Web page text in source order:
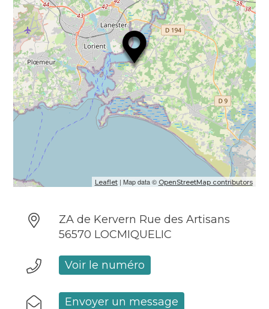
Leaflet| Map data © OpenStreetMap contributors
ZA de Kervern Rue des Artisans
56570 LOCMIQUELIC
Voir le numéro
Envoyer un message